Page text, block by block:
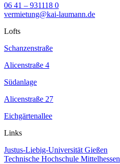
06 41 – 931118 0
vermietung@kai-laumann.de
Lofts
Schanzenstraße
Alicenstraße 4
Südanlage
Alicenstraße 27
Eichgärtenallee
Links
Justus-Liebig-Universität Gießen
Technische Hochschule Mittelhessen